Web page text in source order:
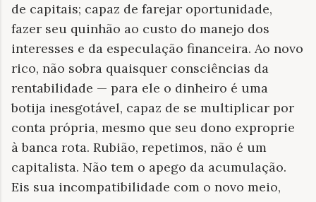
de capitais; capaz de farejar oportunidade,
fazer seu quinhão ao custo do manejo dos
interesses e da especulação financeira. Ao novo
rico, não sobra quaisquer consciências da
rentabilidade — para ele o dinheiro é uma
botija inesgotável, capaz de se multiplicar por
conta própria, mesmo que seu dono exproprie
à banca rota. Rubião, repetimos, não é um
capitalista. Não tem o apego da acumulação.
Eis sua incompatibilidade com o novo meio,